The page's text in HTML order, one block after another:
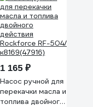
1 165 ₽
Насос ручной для
перекачки масла и
топлива двойного